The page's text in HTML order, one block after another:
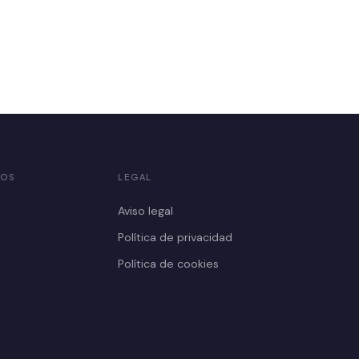
LEGAL
Aviso legal
Política de privacidad
Política de cookies